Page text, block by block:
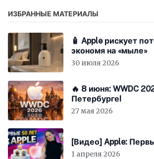
ИЗБРАННЫЕ МАТЕРИАЛЫ
🧴 Apple рискует
экономя на «мыле»
30 июля 2026
🔥 8 июня: WWDC
Петербурге!
27 мая 2026
[Видео] Apple:
1 апреля 2026